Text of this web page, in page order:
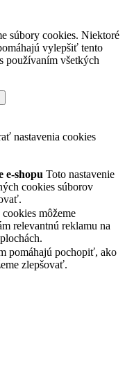
súbory cookies. Niektoré
vylepšiť tento
používaním všetkých
nastavenia cookies
e-shopu Toto nastavenie
cookies súborov
môžeme
relevantnú reklamu na
pomáhajú pochopiť, ako
zlepšovať.